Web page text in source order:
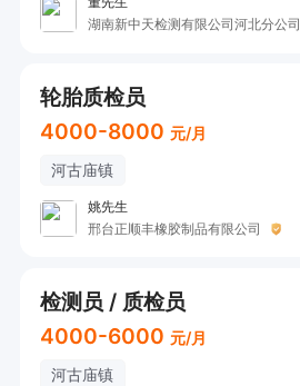
湖南新中天检测有限公司河北分公司
轮胎质检员
4000-8000 元/月
河古庙镇
姚先生
邢台正顺丰橡胶制品有限公司
检测员 / 质检员
4000-6000 元/月
河古庙镇